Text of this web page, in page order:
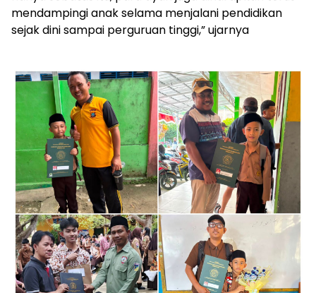
mendampingi anak selama menjalani pendidikan
sejak dini sampai perguruan tinggi,” ujarnya